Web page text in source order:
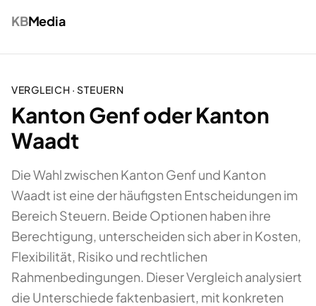
KBMedia
VERGLEICH ·STEUERN
Kanton Genf oder Kanton
Waadt
Die Wahl zwischen Kanton Genf und Kanton
Waadt ist eine der häufigsten Entscheidungen im
Bereich Steuern. Beide Optionen haben ihre
Berechtigung, unterscheiden sich aber in Kosten,
Flexibilität, Risiko und rechtlichen
Rahmenbedingungen. Dieser Vergleich analysiert
die Unterschiede faktenbasiert, mit konkreten